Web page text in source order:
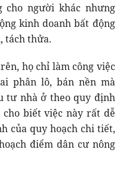
cho người khác nhưng
kinh doanh bất động
tách thửa.
họ chỉ làm công việc
phân lô, bán nền mà
tư nhà ở theo quy định
cho biết việc này rất dễ
của quy hoạch chi tiết,
điểm dân cư nông